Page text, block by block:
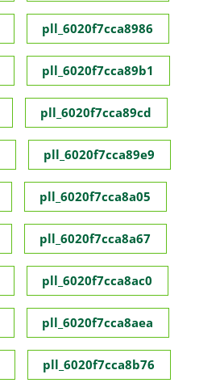
pll_6020f7cca8986
pll_6020f7cca89b1
pll_6020f7cca89cd
pll_6020f7cca89e9
pll_6020f7cca8a05
pll_6020f7cca8a67
pll_6020f7cca8ac0
pll_6020f7cca8aea
pll_6020f7cca8b76